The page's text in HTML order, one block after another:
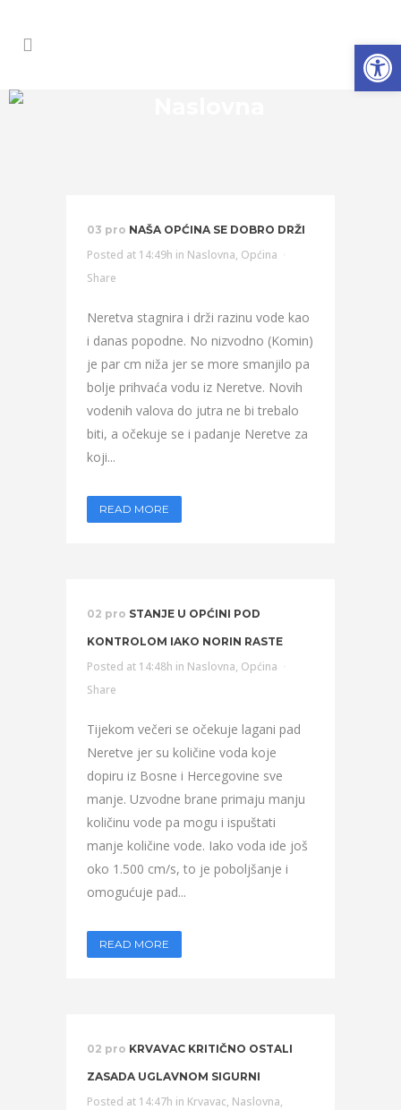
03 pro NAŠA OPĆINA SE DOBRO DRŽI
Posted at 14:49h in Naslovna, Općina
Share
Neretva stagnira i drži razinu vode kao
i danas popodne. No nizvodno (Komin)
je par cm niža jer se more smanjilo pa
bolje prihvaća vodu iz Neretve. Novih
vodenih valova do jutra ne bi trebalo
biti, a očekuje se i padanje Neretve za
koji...
READ MORE
02 pro STANJE U OPĆINI POD
KONTROLOM IAKO NORIN RASTE
Posted at 14:48h in Naslovna, Općina
Share
Tijekom večeri se očekuje lagani pad
Neretve jer su količine voda koje
dopiru iz Bosne i Hercegovine sve
manje. Uzvodne brane primaju manju
količinu vode pa mogu i ispuštati
manje količine vode. Iako voda ide još
oko 1.500 cm/s, to je poboljšanje i
omogućuje pad...
READ MORE
02 pro KRVAVAC KRITIČNO OSTALI
ZASADA UGLAVNOM SIGURNI
Posted at 14:47h in Krvavac, Naslovna,